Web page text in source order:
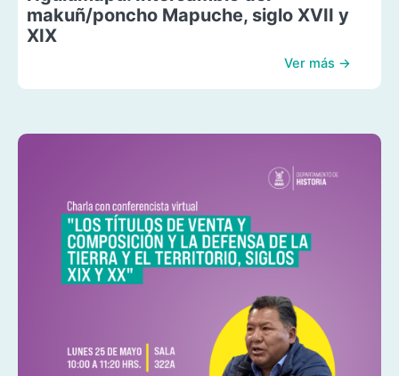
makuñ/poncho Mapuche, siglo XVII y
XIX
Ver más →